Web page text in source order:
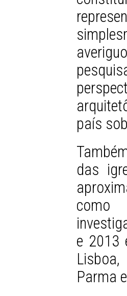
país
das
como
e 2013
Lisboa,
Parma